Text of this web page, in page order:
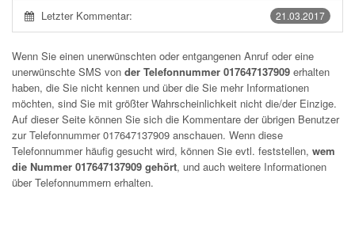
21.03.2017
Letzter Kommentar:
Wenn Sie einen unerwünschten oder entgangenen Anruf oder eine
unerwünschte SMS von der Telefonnummer 017647137909 erhalten
haben, die Sie nicht kennen und über die Sie mehr Informationen
möchten, sind Sie mit größter Wahrscheinlichkeit nicht die/der Einzige.
Auf dieser Seite können Sie sich die Kommentare der übrigen Benutzer
zur Telefonnummer017647137909 anschauen. Wenn diese
Telefonnummer häufig gesucht wird, können Sie evtl. feststellen, wem
die Nummer 017647137909 gehört, und auch weitere Informationen
über Telefonnummern erhalten.